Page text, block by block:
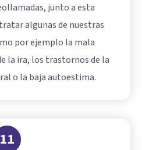
junto a esta
algunas de nuestras
por ejemplo la mala
la ira, los trastornos de la
o la baja autoestima.
11